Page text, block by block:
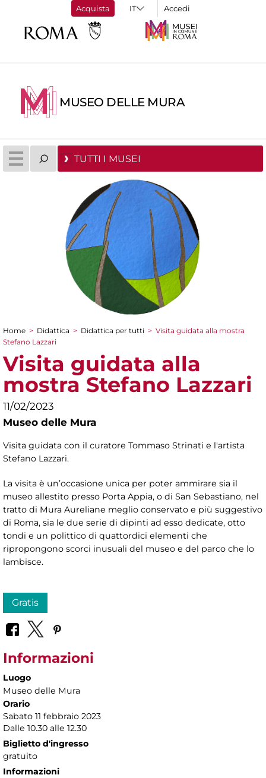
Acquista Accedi
MUSEO DELLE MURA
TUTTI I MUSEI
Tu sei qui
Home > Didattica > Didattica per tutti > Visita guidata alla mostra
Stefano Lazzari
Visita guidata alla
mostra Stefano Lazzari
11/02/2023
Museo delle Mura
Visita guidata con il curatore Tommaso Strinati e l'artista
Stefano Lazzari.
La visita è un’occasione unica per poter ammirare sia il
museo allestito presso Porta Appia, o di San Sebastiano, nel
tratto di Mura Aureliane meglio conservato e più suggestivo
di Roma, sia le due serie di dipinti ad esso dedicate, otto
tondi e un polittico di quattordici elementi che
ripropongono scorci inusuali del museo e del parco che lo
lambisce.
Gratis
Informazioni
Luogo
Museo delle Mura
Orario
Sabato 11 febbraio 2023
Dalle 10.30 alle 12.30
Biglietto d'ingresso
gratuito
Informazioni